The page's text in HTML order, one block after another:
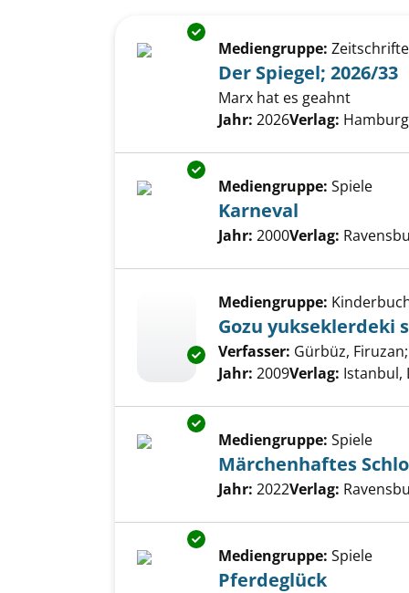
Suchergebnis
Zu den Suchfiltern springen
Exemplar-Details von Der
Mediengruppe:
Der Spiegel; 2026/33
Marx hat es geahnt
Suche nach diesem
Jahr: 2026Verlag:
Exemplar-Details von Karneval
Mediengruppe: Spiele
Karneval
Suche nach diesem
Jahr: 2000Verlag:
Exemplar-Details von Gozu
Mediengruppe:
Gozu yukseklerdeki
Verfasser: Gürbüz, Firuzan;
Jahr: 2009Verlag: Istanbul,
Exemplar-Details von
Mediengruppe: Spiele
Märchenhaftes
Suche nach diesem
Jahr: 2022Verlag:
Exemplar-Details von
Mediengruppe: Spiele
Pferdeglück